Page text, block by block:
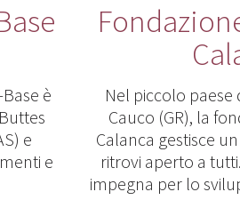
è
e
e
Nel piccolo
Cauco (GR), la
Calanca gestisce
ritrovi aperto a
impegna per lo